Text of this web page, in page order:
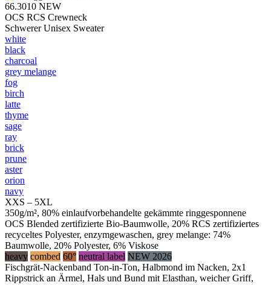
66.3010 NEW
OCS RCS Crewneck
Schwerer Unisex Sweater
white
black
charcoal
grey melange
fog
birch
latte
thyme
sage
ray
brick
prune
aster
orion
navy
XXS – 5XL
350g/m², 80% einlaufvorbehandelte gekämmte ringgesponnene
OCS Blended zertifizierte Bio-Baumwolle, 20% RCS zertifiziertes
recyceltes Polyester, enzymgewaschen, grey melange: 74%
Baumwolle, 20% Polyester, 6% Viskose
heavy combed 60° neutral label NEW 2026
Fischgrät-Nackenband Ton-in-Ton, Halbmond im Nacken, 2x1
Rippstrick an Ärmel, Hals und Bund mit Elasthan, weicher Griff,